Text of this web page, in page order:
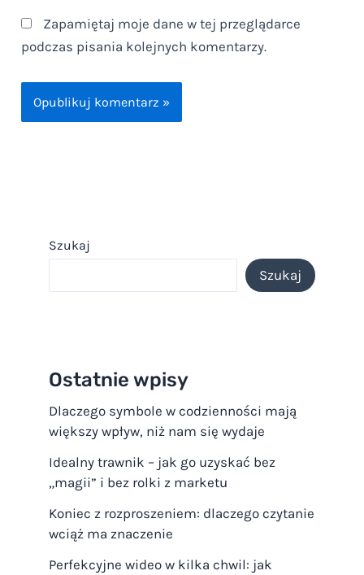
Zapamiętaj moje dane w tej przeglądarce
podczas pisania kolejnych komentarzy.
Szukaj
Szukaj
Ostatnie wpisy
Dlaczego symbole w codzienności mają
większy wpływ, niż nam się wydaje
Idealny trawnik – jak go uzyskać bez
„magii” i bez rolki z marketu
Koniec z rozproszeniem: dlaczego czytanie
wciąż ma znaczenie
Perfekcyjne wideo w kilka chwil: jak